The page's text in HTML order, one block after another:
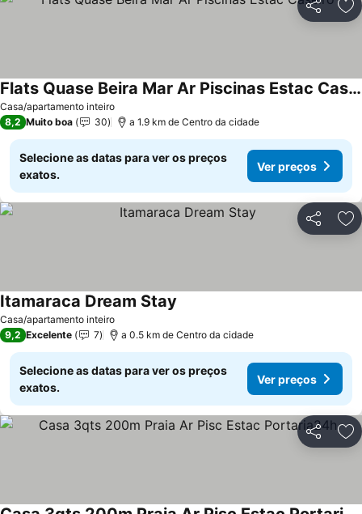
Partilhar
Casa/apartamento inteiro
Flats Quase Beira Mar Ar Piscinas Estac Caseiro
Ver preços
8,2 Muito boa 30 a 1.9 km de Centro da cidade
Selecione as datas para ver os preços
exatos.
Ver preços
Partilhar
Casa/apartamento inteiro
Itamaraca Dream Stay
9,2 Excelente 7 a 0.5 km de Centro da cidade
Selecione as datas para ver os preços
exatos.
Ver preços
Partilhar